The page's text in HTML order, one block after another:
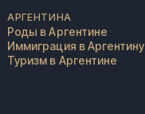
АРГЕНТИНА
Роды в Аргентине
Иммиграция в Аргентину
Туризм в Аргентине